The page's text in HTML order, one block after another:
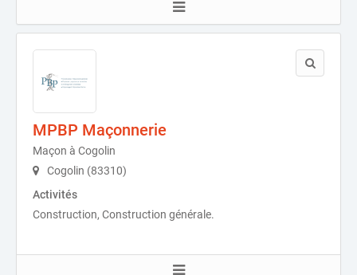
MPBP Maçonnerie
Maçon à Cogolin
Cogolin (83310)
Activités
Construction, Construction générale.